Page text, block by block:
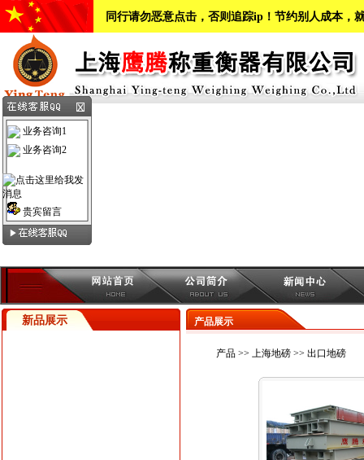
同行请勿恶意点击，否则追踪ip！节约别人成本，
新品展示 产品展示
产品>> 上海地磅>> 出口地磅
业务咨询1
业务咨询2
贵宾留言